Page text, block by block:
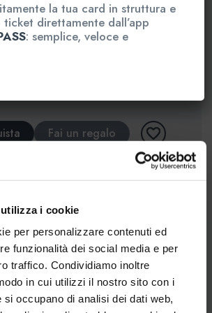
i cookie
per personalizzare contenuti ed
funzionalità dei social media e per
traffico. Condividiamo inoltre
in cui utilizzi il nostro sito con i
si occupano di analisi dei dati web,
Fai un regalo
la tua card in struttura e
direttamente dall’app
: semplice, veloce e